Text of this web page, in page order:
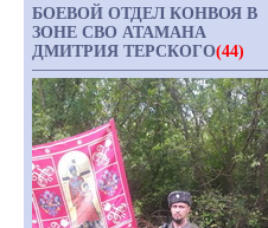
БОЕВОЙ ОТДЕЛ КОНВОЯ В
ЗОНЕ СВО АТАМАНА
ДМИТРИЯ ТЕРСКОГО(44)